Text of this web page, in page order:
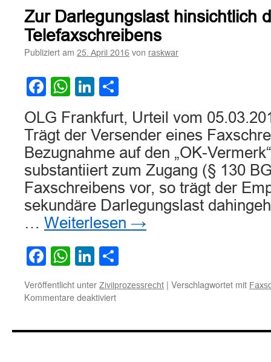
für
eine
Zur Darlegungslast hinsichtlich
Telefaxschreibens
Publiziert am 25. April 2016 von raskwar
Facebook
WhatsApp
LinkedIn
OLG Frankfurt, Urteil vom
Trägt der Versender eines
Bezugnahme auf den „OK-
substantiiert zum Zugang (§ 130
Faxschreibens vor, so trägt der
sekundäre Darlegungslast
… Weiterlesen →
Facebook
WhatsApp
LinkedIn
Veröffentlicht unter Zivilprozessrecht | Verschlagwortet mit
Kommentare deaktiviertfür
hinsichtlich